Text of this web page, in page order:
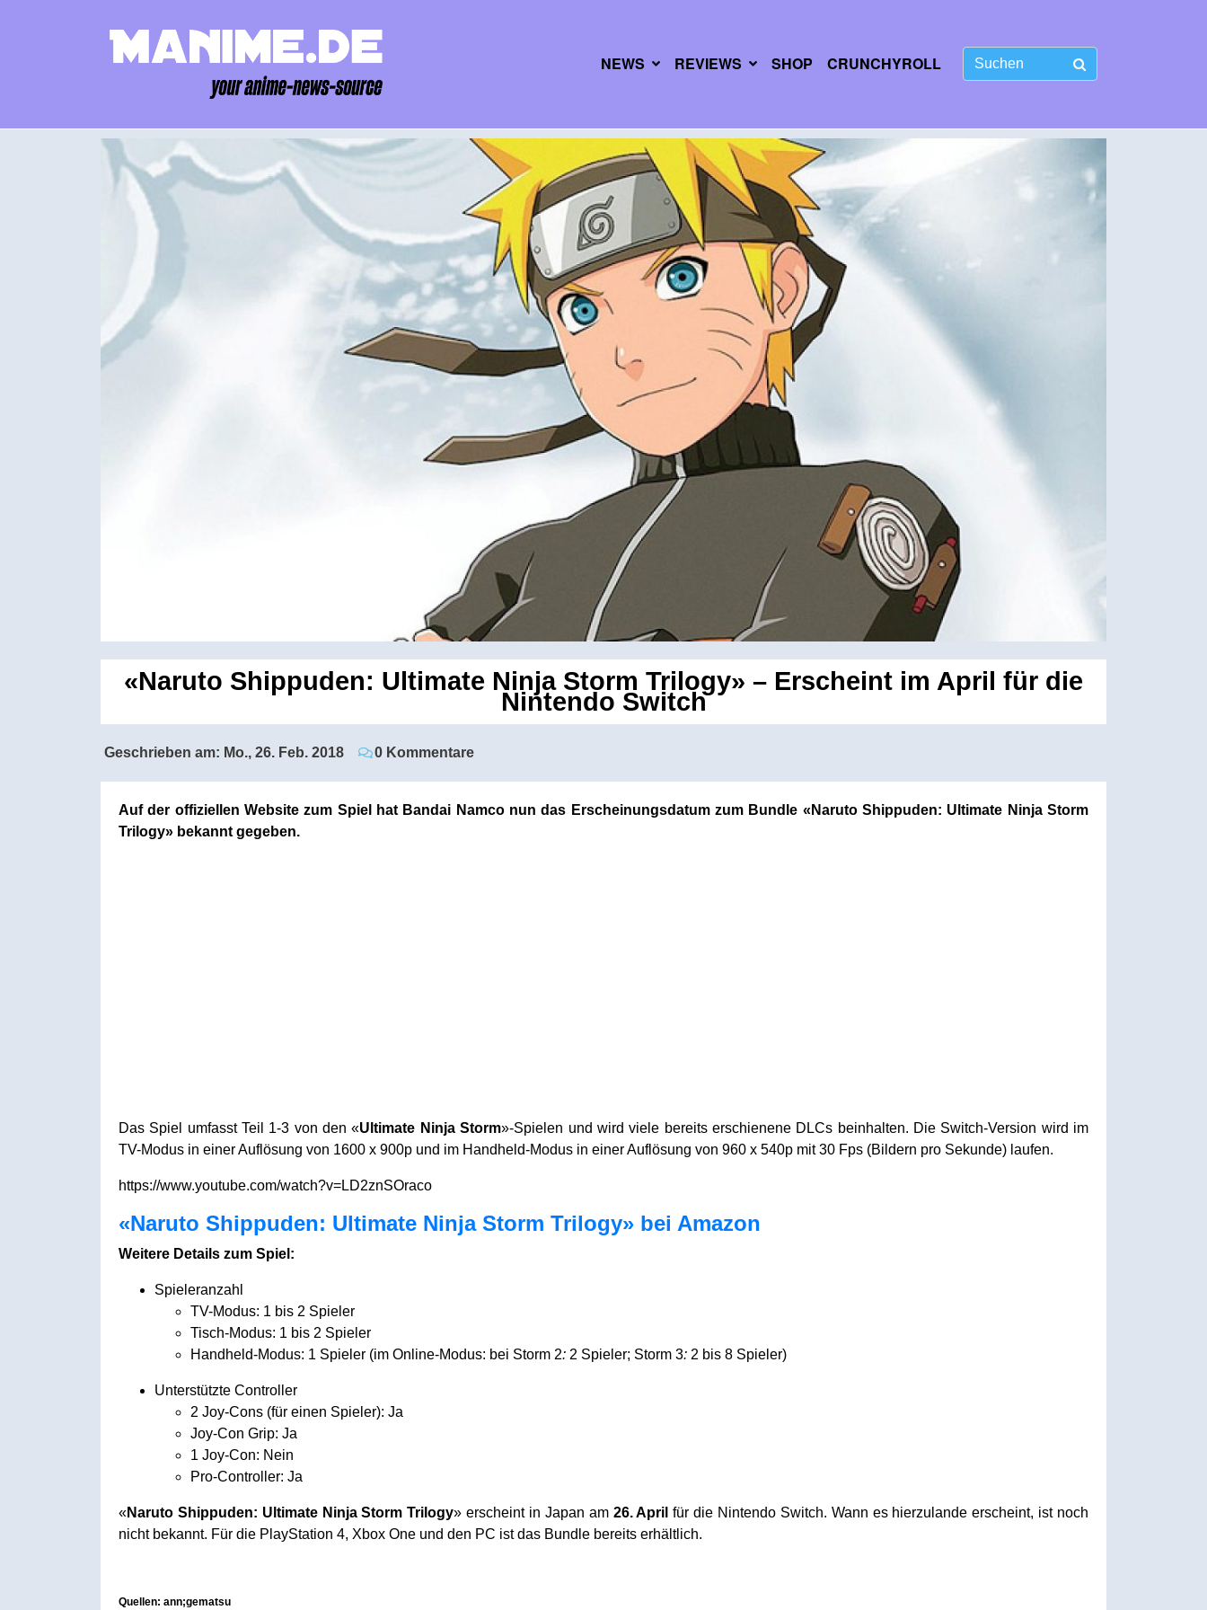
NEWS REVIEWS SHOP CRUNCHYROLL
«Naruto Shippuden: Ultimate Ninja Storm Trilogy» – Erscheint im April für die
Nintendo Switch
Geschrieben am: Mo., 26. Feb. 2018 0 Kommentare
Auf der offiziellen Website zum Spiel hat Bandai Namco nun das Erscheinungsdatum zum Bundle «Naruto Shippuden: Ultimate Ninja Storm
Trilogy» bekannt gegeben.
Das Spiel umfasst Teil 1-3 von den «Ultimate Ninja Storm»-Spielen und wird viele bereits erschienene DLCs beinhalten. Die Switch-Version wird im
TV-Modus in einer Auflösung von 1600 x 900p und im Handheld-Modus in einer Auflösung von 960 x 540p mit 30 Fps (Bildern pro Sekunde) laufen.
https://www.youtube.com/watch?v=LD2znSOraco
«Naruto Shippuden: Ultimate Ninja Storm Trilogy» bei Amazon
Weitere Details zum Spiel:
Spieleranzahl
TV-Modus: 1 bis 2 Spieler
Tisch-Modus: 1 bis 2 Spieler
Handheld-Modus: 1 Spieler (im Online-Modus: bei Storm 2: 2 Spieler; Storm 3: 2 bis 8 Spieler)
Unterstützte Controller
2 Joy-Cons (für einen Spieler): Ja
Joy-Con Grip: Ja
1 Joy-Con: Nein
Pro-Controller: Ja
«Naruto Shippuden: Ultimate Ninja Storm Trilogy» erscheint in Japan am 26. April für die Nintendo Switch. Wann es hierzulande erscheint, ist noch
nicht bekannt. Für die PlayStation 4, Xbox One und den PC ist das Bundle bereits erhältlich.
Quellen: ann;gematsu